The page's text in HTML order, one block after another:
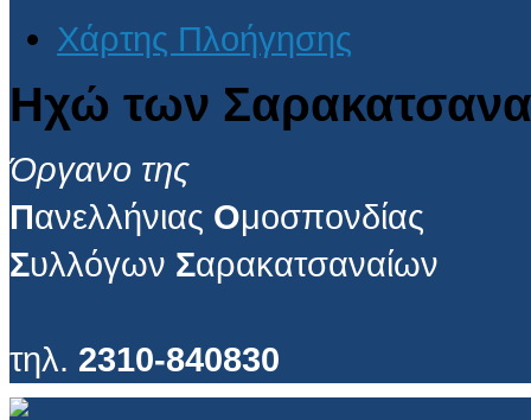
Χάρτης Πλοήγησης
Ηχώ των
Όργανο της
Πανελλήνιας Ομοσπονδίας
Συλλόγων Σαρακατσαναίων
τηλ. 2310-840830